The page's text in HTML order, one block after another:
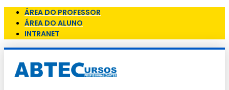
ÁREA DO PROFESSOR
ÁREA DO ALUNO
INTRANET